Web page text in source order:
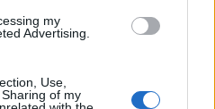
my
Advertising.
Use,
of my